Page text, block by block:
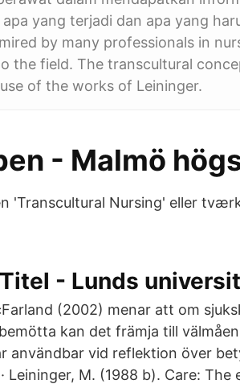
yang terjadi dan apa yang
by many professionals in
the field. The transcultural
of the works of Leininger.
- Malmö
'Transcultural Nursing' eller
Titel - Lunds
(2002) menar att om
kan det främja till
användbar vid reflektion över
Leininger, M. (1988 b). Care: